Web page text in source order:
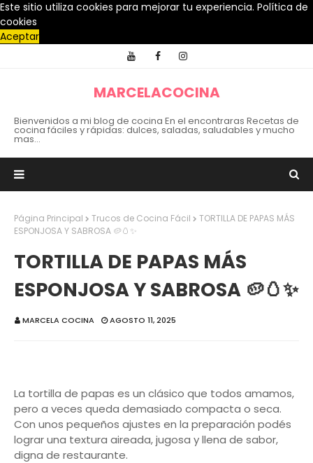
Este sitio utiliza cookies para mejorar tu experiencia. Política de
cookies
Aceptar
MARCELACOCINA
Bienvenidos a mi blog de cocina En el encontraras Recetas de
cocina fáciles y rápidas: dulces, saladas, saludables y mucho
mas...
Página Principal Trucos de Cocina Fácil
TORTILLA DE PAPAS MÁS
ESPONJOSA Y SABROSA 🥔🥚✨
TORTILLA DE PAPAS MÁS
ESPONJOSA Y SABROSA 🥔🥚✨
MARCELA COCINA AGOSTO 11, 2025
La tortilla de papas es un clásico que todos amamos,
pero a veces queda demasiado compacta o seca.
Con unos pequeños ajustes en la preparación podés
lograr una textura aireada, jugosa y llena de sabor,
digna de restaurante.